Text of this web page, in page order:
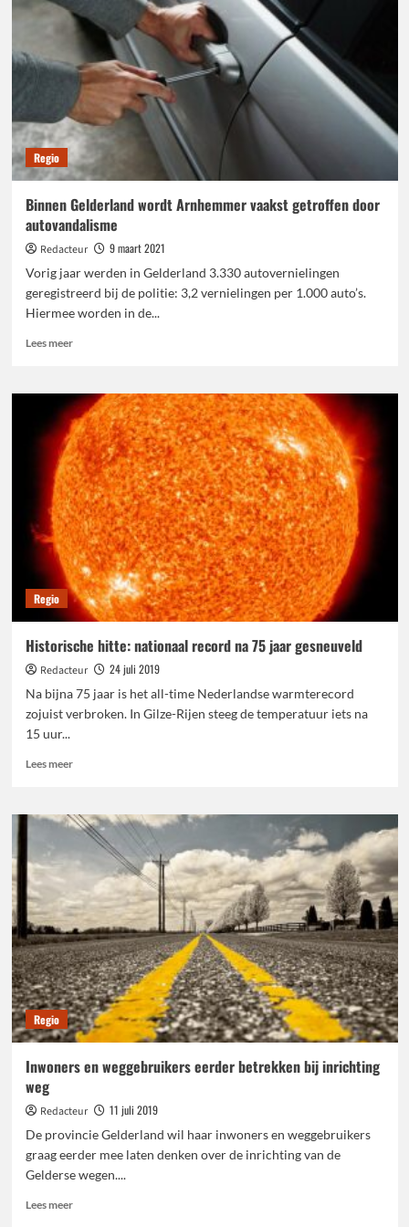
in
Gelderland
Regio
Binnen Gelderland wordt Arnhemmer vaakst getroffen door
autovandalisme
Redacteur
9 maart 2021
Vorig jaar werden in Gelderland 3.330 autovernielingen
geregistreerd bij de politie: 3,2 vernielingen per 1.000 auto’s.
Hiermee worden in de...
Lees meerLees
Binnen
Gelderland
wordt
Arnhemmer
vaakst
getroffen
door
autovandalisme
Regio
Historische hitte: nationaal record na 75 jaar gesneuveld
Redacteur
24 juli 2019
Na bijna 75 jaar is het all-time Nederlandse warmterecord
zojuist verbroken. In Gilze-Rijen steeg de temperatuur iets na
15 uur...
Lees meerLees
Historische
hitte:
nationaal
75
jaar
gesneuveld
Regio
Inwoners en weggebruikers eerder betrekken bij inrichting
weg
Redacteur
11 juli 2019
De provincie Gelderland wil haar inwoners en weggebruikers
graag eerder mee laten denken over de inrichting van de
Gelderse wegen....
Lees meerLees